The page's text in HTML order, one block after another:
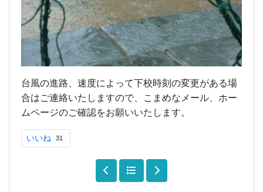
台風の進路、速度によって下校時刻の変更がある場
合はご連絡いたしますので、こまめなメール、ホー
ムページのご確認をお願いいたします。
いいね 31